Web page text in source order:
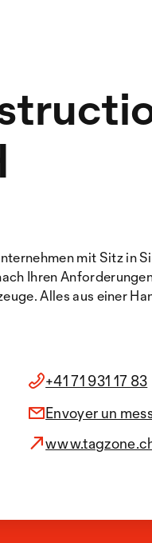
mit Sitz in
Ihren
Alles aus einer
+41 71 931 17 83
Envoyer un